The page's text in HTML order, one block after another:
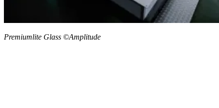
Premiumlite Glass ©Amplitude